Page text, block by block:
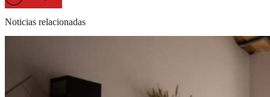
Noticias relacionadas